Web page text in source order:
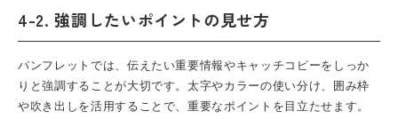
4-2. 強調したいポイントの見せ方
パンフレット では、伝えたい重要情報やキャッチコピーをしっか
りと強調することが大切です。太字やカラーの使い分け、囲み枠
や吹き出しを活用することで、重要なポイントを目立たせます。